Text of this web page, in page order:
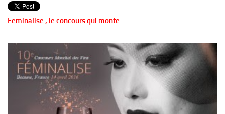
PRODUITS
Plats
Desserts
Sauces
Feminalise , le concours qui monte